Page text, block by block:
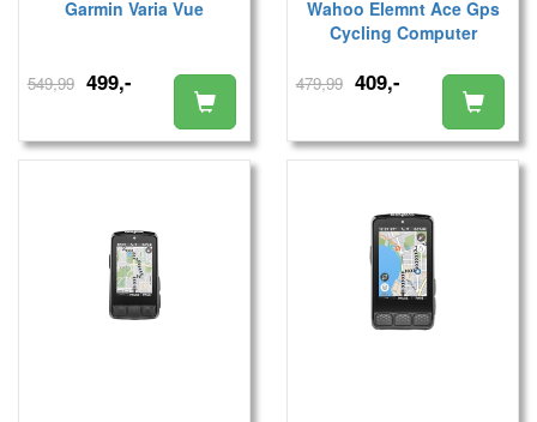
Garmin Varia Vue
549,99 499,-
Wahoo Elemnt Ace Gps
Cycling Computer
479,99 409,-